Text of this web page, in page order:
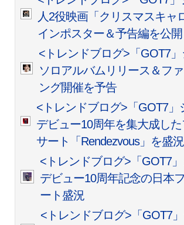
人2役映画「クリスマスキャ
インポスター＆予告編を公開
<トレンドブログ>「GOT7」
ソロアルバムリリース＆フ
ング開催を予告
<トレンドブログ>「GOT7」
デビュー10周年を集大成し
サート「Rendezvous」を盛
<トレンドブログ>「GOT7」
デビュー10周年記念の日本
ート盛況
<トレンドブログ>「GOT7」